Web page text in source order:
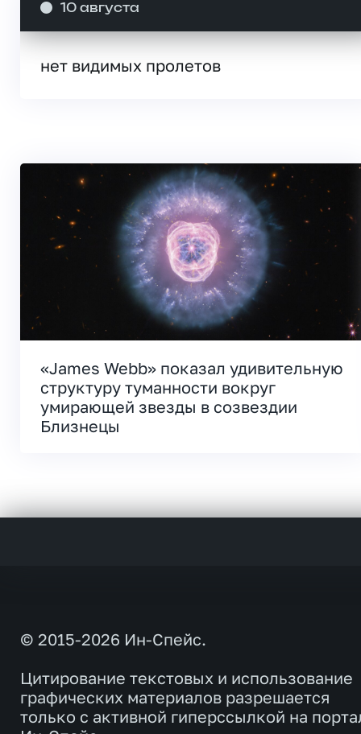
10 августа
нет видимых пролетов
«James Webb» показал удивительную
структуру туманности вокруг
умирающей звезды в созвездии
Близнецы
© 2015-2026 Ин-Спейс.
Цитирование текстовых и использование
графических материалов разрешается
только с активной гиперссылкой на